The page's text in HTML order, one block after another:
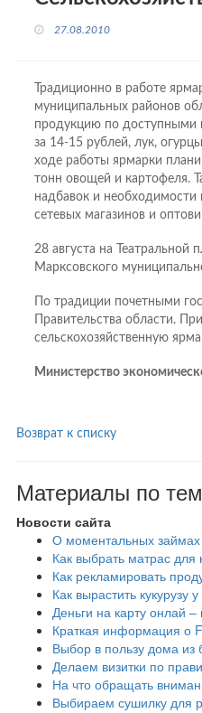
27.08.2010
Традиционно в работе
муниципальных районов
продукцию по доступными
за 14-15 рублей, лук,
ходе работы ярмарки
тонн овощей и картофеля.
надбавок и необходимости
сетевых магазинов и
28 августа на Театральной
Марксовского
По традиции почетными
Правительства области.
сельскохозяйственную
Министерство
Возврат к списку
Материалы по
Новости сайта
О моментальных займах
Как выбрать матрас для
Как рекламировать
Как вырастить кукурузу
Деньги на карту онлай
Краткая информация о
Выбор в пользу дома из
Делаем визитки по
На что обращать
Выбираем сушилку для